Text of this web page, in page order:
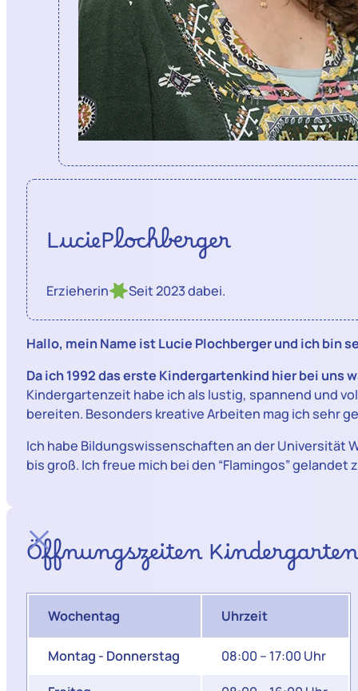
LuciePlochberger
Erzieherin Seit 2023 dabei.
Hallo, mein Name ist Lucie Plochberger und ich bin
Da ich 1992 das erste Kindergartenkind hier bei uns
Kindergartenzeit habe ich als lustig, spannend und
bereiten. Besonders kreative Arbeiten mag ich sehr
Ich habe Bildungswissenschaften an der Universität
bis groß. Ich freue mich bei den “Flamingos”
Öffnungszeiten Kindergarten
Wochentag Uhrzeit
Montag - Donnerstag 08:00 – 17:00 Uhr